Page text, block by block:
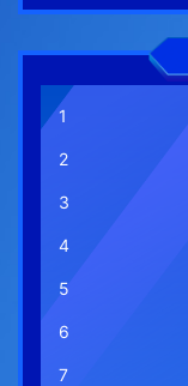
1
2
3
4
5
6
7